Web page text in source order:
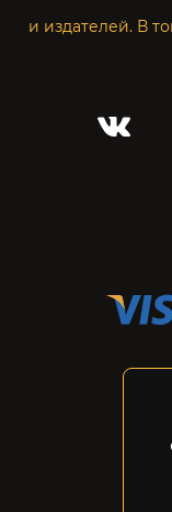
и издателей. В